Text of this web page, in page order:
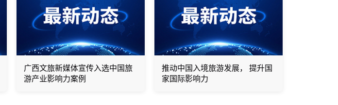
广西文旅新媒体宣传入选中国旅
游产业影响力案例
推动中国入境旅游发展， 提升国
家国际影响力